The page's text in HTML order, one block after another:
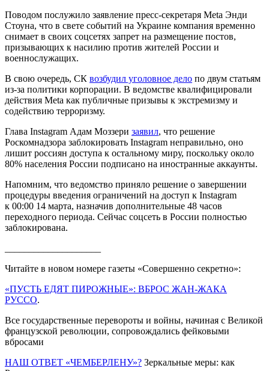
Поводом послужило заявление пресс-секретаря Meta Энди
Стоуна, что в свете событий на Украине компания временно
снимает в своих соцсетях запрет на размещение постов,
призывающих к насилию против жителей России и
военнослужащих.
В свою очередь, СК возбудил уголовное дело по двум статьям
из-за политики корпорации. В ведомстве квалифицировали
действия Meta как публичные призывы к экстремизму и
содействию терроризму.
Глава Instagram Адам Моззери заявил, что решение
Роскомнадзора заблокировать Instagram неправильно, оно
лишит россиян доступа к остальному миру, поскольку около
80% населения России подписано на иностранные аккаунты.
Напомним, что ведомство приняло решение о завершении
процедуры введения ограничений на доступ к Instagram
к 00:00 14 марта, назначив дополнительные 48 часов
переходного периода. Сейчас соцсеть в России полностью
заблокирована.
Читайте в новом номере газеты «Совершенно секретно»:
«ПУСТЬ ЕДЯТ ПИРОЖНЫЕ»: ВБРОС ЖАН-ЖАКА
РУССО.
Все государственные перевороты и войны, начиная с Великой
французской революции, сопровождались фейковыми
вбросами
НАШ ОТВЕТ «ЧЕМБЕРЛЕНУ»? Зеркальные меры: как